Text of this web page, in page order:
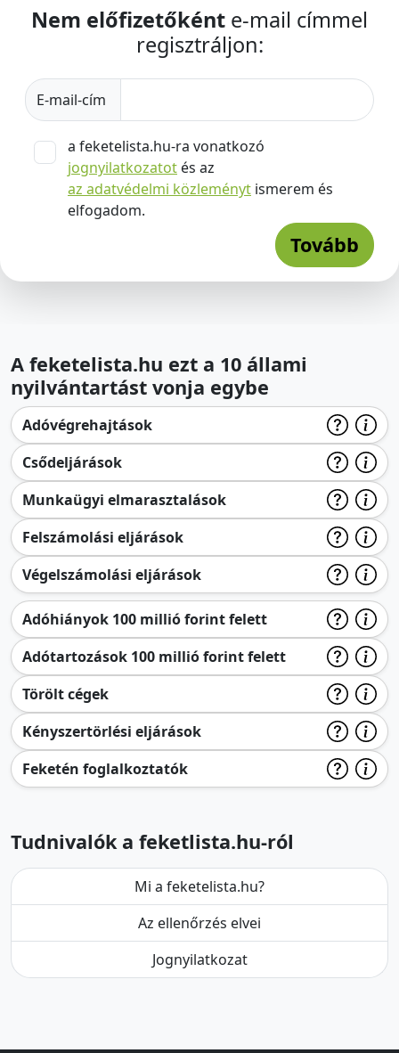
Nem előfizetőként e-mail címmel
regisztráljon:
E-mail-cím
a feketelista.hu-ra vonatkozó
jognyilatkozatot és az
az adatvédelmi közleményt ismerem és
elfogadom.
Tovább
A feketelista.hu ezt a 10 állami
nyilvántartást vonja egybe
Adóvégrehajtások
Csődeljárások
Munkaügyi elmarasztalások
Felszámolási eljárások
Végelszámolási eljárások
Adóhiányok 100 millió forint felett
Adótartozások 100 millió forint felett
Törölt cégek
Kényszertörlési eljárások
Feketén foglalkoztatók
Tudnivalók a feketlista.hu-ról
Mi a feketelista.hu?
Az ellenőrzés elvei
Jognyilatkozat